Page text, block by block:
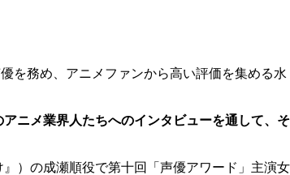
を務め、アニメファンから高い評価を集める水
アニメ業界人たちへのインタビューを通して、そ
）の成瀬順役で第十回「声優アワード」主演女